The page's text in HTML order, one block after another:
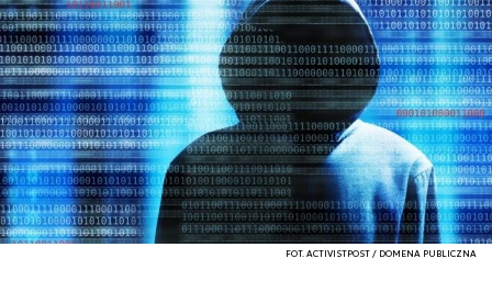
FOT. ACTIVISTPOST / DOMENA PUBLICZNA